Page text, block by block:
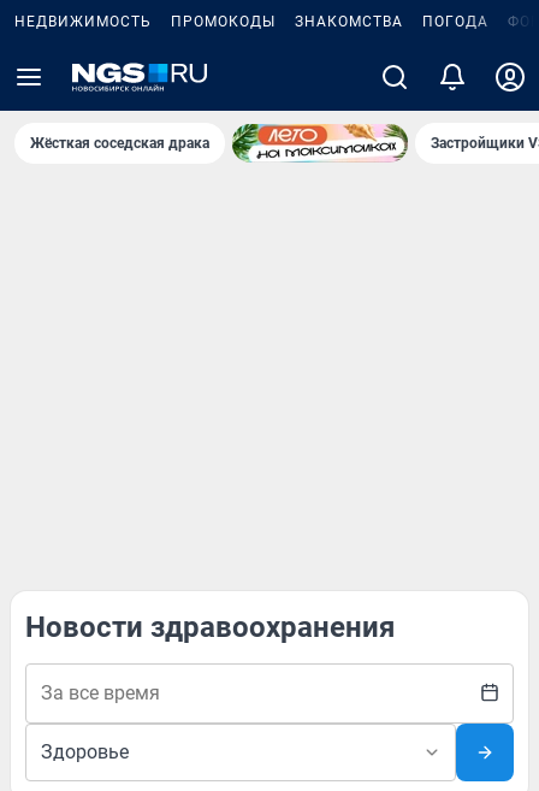
НЕДВИЖИМОСТЬ ПРОМОКОДЫ ЗНАКОМСТВА ПОГОДА
Жёсткая соседская драка Застройщики
Новости здравоохранения